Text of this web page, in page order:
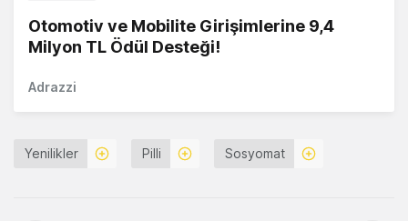
Otomotiv ve Mobilite Girişimlerine 9,4
Milyon TL Ödül Desteği!
Adrazzi
Yenilikler Pilli Sosyomat